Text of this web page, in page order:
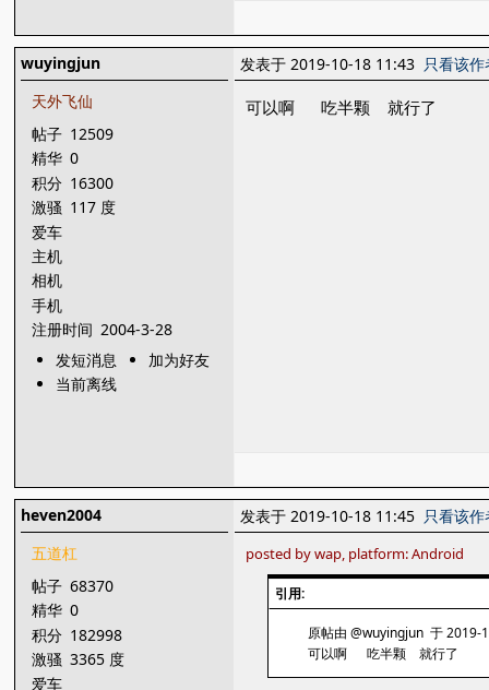
wuyingjun
天外飞仙
帖子 12509
精华 0
积分 16300
激骚 117 度
爱车
主机
相机
手机
注册时间 2004-3-28
发短消息
加为好友
当前离线
发表于 2019-10-18 11:43 只看该作
可以啊 吃半颗 就行了
heven2004
五道杠
帖子 68370
精华 0
积分 182998
激骚 3365 度
爱车
发表于 2019-10-18 11:45 只看该作
posted by wap, platform: Android
引用:
原帖由 @wuyingjun 于 2019-
可以啊 吃半颗 就行了